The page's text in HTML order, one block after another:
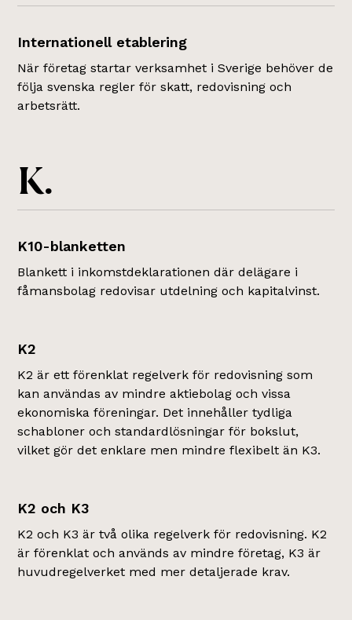
Internationell etablering
När företag startar verksamhet i Sverige behöver de
följa svenska regler för skatt, redovisning och
arbetsrätt.
K.
K10-blanketten
Blankett i inkomstdeklarationen där delägare i
fåmansbolag redovisar utdelning och kapitalvinst.
K2
K2 är ett förenklat regelverk för redovisning som
kan användas av mindre aktiebolag och vissa
ekonomiska föreningar. Det innehåller tydliga
schabloner och standardlösningar för bokslut,
vilket gör det enklare men mindre flexibelt än K3.
K2 och K3
K2 och K3 är två olika regelverk för redovisning. K2
är förenklat och används av mindre företag, K3 är
huvudregelverket med mer detaljerade krav.